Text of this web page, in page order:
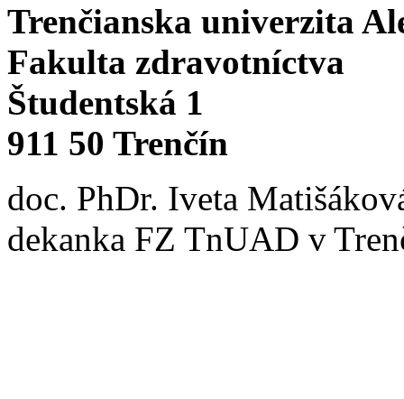
Trenčianska univerzita
Fakulta zdravotníctva
Študentská 1
911 50 Trenčín
doc. PhDr. Iveta
dekanka FZ TnUAD v